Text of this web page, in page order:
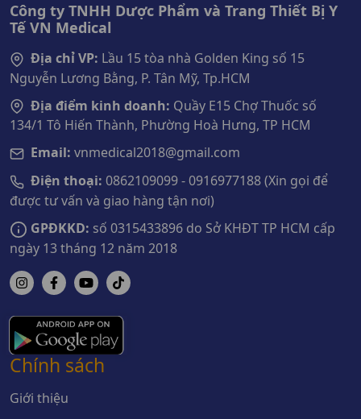
Công ty TNHH Dược Phẩm và Trang Thiết Bị Y
Tế VN Medical
Địa chỉ VP: Lầu 15 tòa nhà Golden King số 15
Nguyễn Lương Bằng, P. Tân Mỹ, Tp.HCM
Địa điểm kinh doanh: Quầy E15 Chợ Thuốc số
134/1 Tô Hiến Thành, Phường Hoà Hưng, TP HCM
Email: vnmedical2018@gmail.com
Điện thoại: 0862109099 - 0916977188 (Xin gọi để
được tư vấn và giao hàng tận nơi)
GPĐKKD: số 0315433896 do Sở KHĐT TP HCM cấp
ngày 13 tháng 12 năm 2018
Chính sách
Giới thiệu